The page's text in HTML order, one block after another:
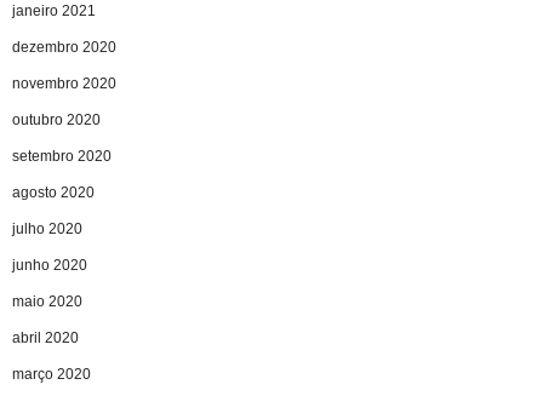
janeiro 2021
dezembro 2020
novembro 2020
outubro 2020
setembro 2020
agosto 2020
julho 2020
junho 2020
maio 2020
abril 2020
março 2020